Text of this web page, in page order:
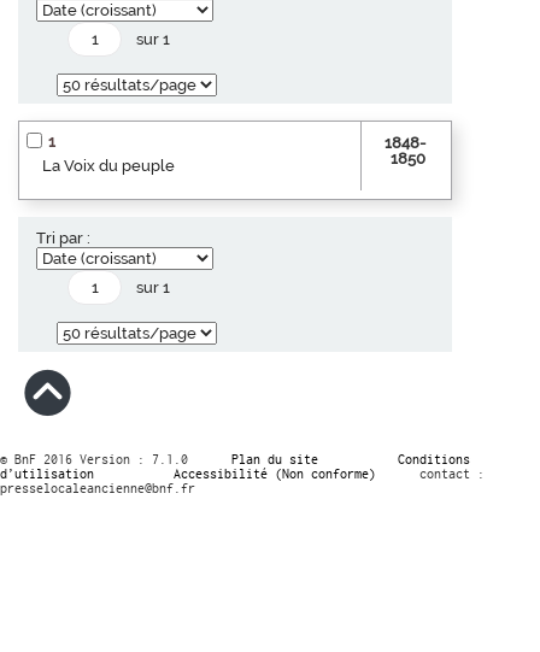
sur 1
1
La Voix du peuple
1848-
1850
Tri par :
sur 1
© BnF 2016 Version : 7.1.0 Plan du site
Conditions
d’utilisation
Accessibilité (Non conforme)
contact :
presselocaleancienne@bnf.fr